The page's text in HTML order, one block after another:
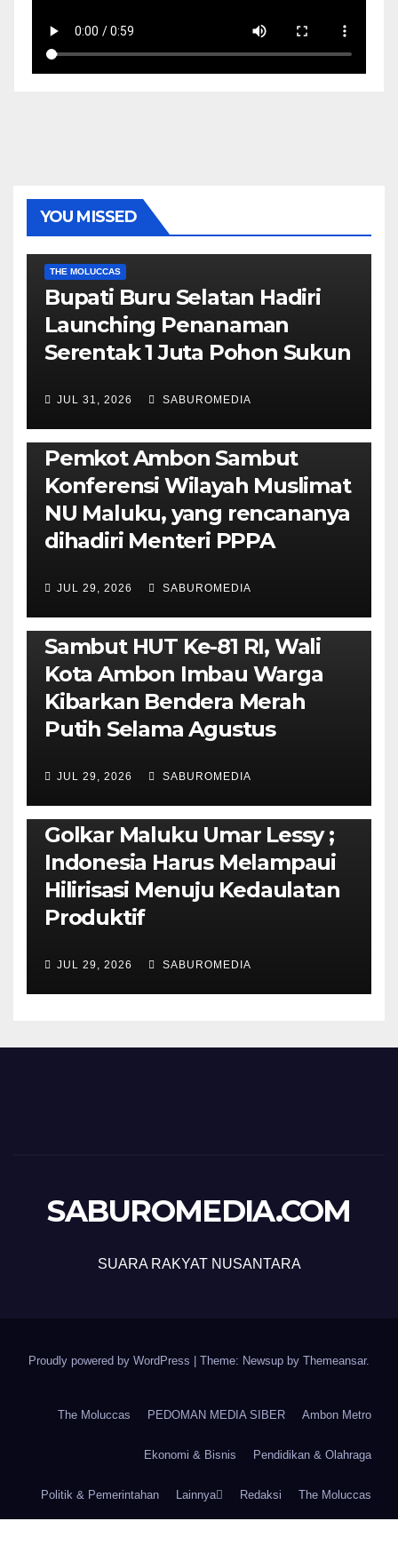
YOU MISSED
THE MOLUCCAS
Bupati Buru Selatan Hadiri
Launching Penanaman
Serentak 1 Juta Pohon Sukun
JUL 31, 2026 SABUROMEDIA
AMBON METRO JURNALISME AKTIVIS
POLITIK & PEMERINTAHAN
Pemkot Ambon Sambut
Konferensi Wilayah Muslimat
NU Maluku, yang rencananya
dihadiri Menteri PPPA
JUL 29, 2026 SABUROMEDIA
AMBON METRO POLITIK & PEMERINTAHAN
Sambut HUT Ke-81 RI, Wali
Kota Ambon Imbau Warga
Kibarkan Bendera Merah
Putih Selama Agustus
JUL 29, 2026 SABUROMEDIA
PENDIDIKAN & OLAHRAGA THE MOLUCCAS
Isi Materi LK-III HMI, Ketua
Golkar Maluku Umar Lessy ;
Indonesia Harus Melampaui
Hilirisasi Menuju Kedaulatan
Produktif
JUL 29, 2026 SABUROMEDIA
SABUROMEDIA.COM
SUARA RAKYAT NUSANTARA
Proudly powered by WordPress Theme: Newsup by Themeansar.
The Moluccas PEDOMAN MEDIA SIBER Ambon Metro
Ekonomi & Bisnis Pendidikan & Olahraga
Politik & Pemerintahan Lainnya Redaksi The Moluccas